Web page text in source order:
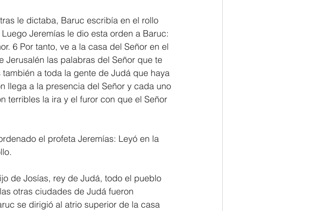
le dictaba, Baruc escribía en el rollo
Jeremías le dio esta orden a Baruc:
6 Por tanto, ve a la casa del Señor en el
Jerusalén las palabras del Señor que te
a toda la gente de Judá que haya
llega a la presencia del Señor y cada uno
terribles la ira y el furor con que el Señor
el profeta Jeremías: Leyó en la
de Josías, rey de Judá, todo el pueblo
otras ciudades de Judá fueron
se dirigió al atrio superior de la casa